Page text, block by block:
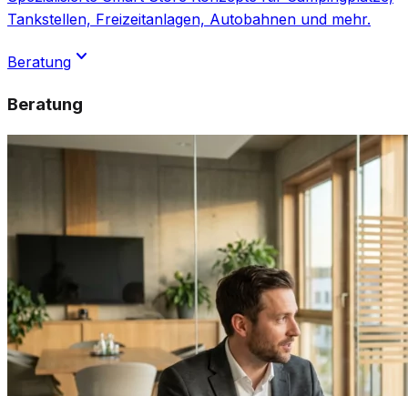
Tankstellen, Freizeitanlagen, Autobahnen und mehr.
Beratung expand_more
Beratung